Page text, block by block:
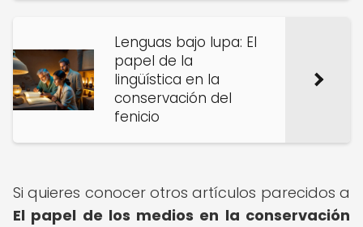
Lenguas bajo lupa: El
papel de la
lingüística en la
conservación del
fenicio
Si quieres conocer otros artículos parecidos a
El papel de los medios en la conservación